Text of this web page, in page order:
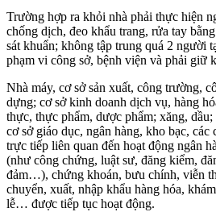
Trường hợp ra khỏi nhà phải thực hiện
chống dịch, đeo khẩu trang, rửa tay
sát khuẩn; không tập trung quá 2 người
phạm vi công sở, bệnh viện và phải giữ
Nhà máy, cơ sở sản xuất, công trường,
dựng; cơ sở kinh doanh dịch vụ, hàng
thực, thực phẩm, dược phẩm; xăng,
cơ sở giáo dục, ngân hàng, kho bạc,
trực tiếp liên quan đến hoạt động ngân
(như công chứng, luật sư, đăng kiểm,
đảm…), chứng khoán, bưu chính, viễn
chuyển, xuất, nhập khẩu hàng hóa,
lễ… được tiếp tục hoạt động.